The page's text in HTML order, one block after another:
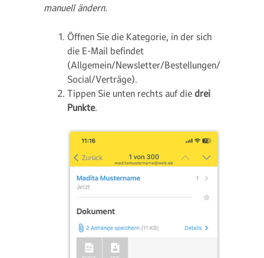
manuell ändern.
Öffnen Sie die Kategorie, in der sich
die E-Mail befindet
(Allgemein/Newsletter/Bestellungen/
Social/Verträge).
Tippen Sie unten rechts auf die drei
Punkte.